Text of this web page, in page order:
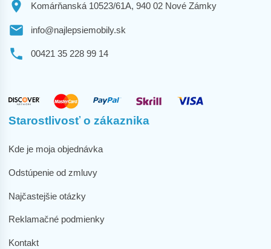
Komárňanská 10523/61A, 940 02 Nové Zámky
info@najlepsiemobily.sk
00421 35 228 99 14
Starostlivosť o zákaznika
Kde je moja objednávka
Odstúpenie od zmluvy
Najčastejšie otázky
Reklamačné podmienky
Kontakt